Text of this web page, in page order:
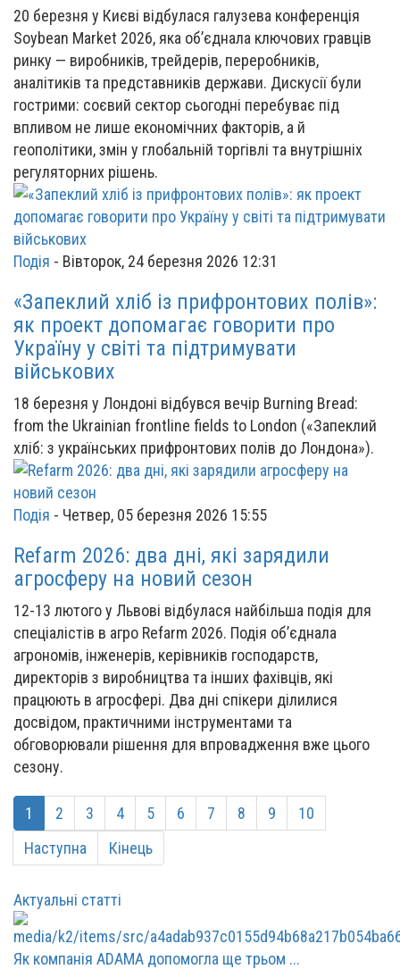
20 березня у Києві відбулася галузева конференція
Soybean Market 2026, яка об’єднала ключових гравців
ринку — виробників, трейдерів, переробників,
аналітиків та представників держави. Дискусії були
гострими: соєвий сектор сьогодні перебуває під
впливом не лише економічних факторів, а й
геополітики, змін у глобальній торгівлі та внутрішніх
регуляторних рішень.
Подія - Вівторок, 24 березня 2026 12:31
«Запеклий хліб із прифронтових полів»:
як проект допомагає говорити про
Україну у світі та підтримувати
військових
18 березня у Лондоні відбувся вечір Burning Bread:
from the Ukrainian frontline fields to London («Запеклий
хліб: з українських прифронтових полів до Лондона»).
Подія - Четвер, 05 березня 2026 15:55
Refarm 2026: два дні, які зарядили
агросферу на новий сезон
12-13 лютого у Львові відбулася найбільша подія для
спеціалістів в агро Refarm 2026. Подія об’єднала
агрономів, інженерів, керівників господарств,
директорів з виробництва та інших фахівців, які
працюють в агросфері. Два дні спікери ділилися
досвідом, практичними інструментами та
обговорювали рішення для впровадження вже цього
сезону.
1 2 3 4 5 6 7 8 9
10
Наступна
Кінець
Актуальні статті
Як компанія ADAMA допомогла ще трьом ...